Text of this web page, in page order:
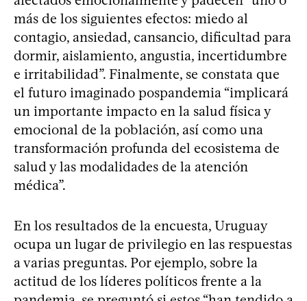
más de los siguientes efectos: miedo al
contagio, ansiedad, cansancio, dificultad para
dormir, aislamiento, angustia, incertidumbre
e irritabilidad”. Finalmente, se constata que
el futuro imaginado pospandemia “implicará
un importante impacto en la salud física y
emocional de la población, así como una
transformación profunda del ecosistema de
salud y las modalidades de la atención
médica”.
En los resultados de la encuesta, Uruguay
ocupa un lugar de privilegio en las respuestas
a varias preguntas. Por ejemplo, sobre la
actitud de los líderes políticos frente a la